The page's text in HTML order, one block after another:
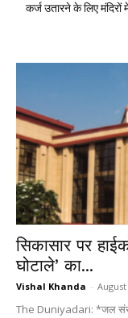
कर्ज उतारने के लिए मंदिरों
सिकासार पर
घोटाले’ का...
Vishal Khanda - August
The Duniyadari: *जल